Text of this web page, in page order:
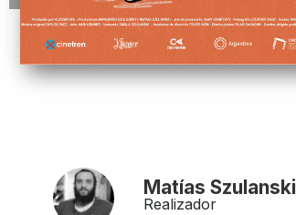
Matías Szulanski
Realizador